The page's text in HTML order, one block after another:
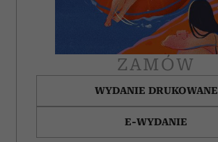
korzystania z ich usług.
ZAMÓW
WYDANIE DRUKOWANE
E-WYDANIE